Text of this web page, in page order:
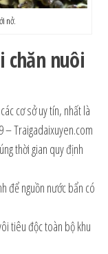
nở.
chăn nuôi
cơ sở uy tín, nhất là
– Traigadaixuyen.com
thời gian quy định
để nguồn nước bẩn có
tiêu độc toàn bộ khu